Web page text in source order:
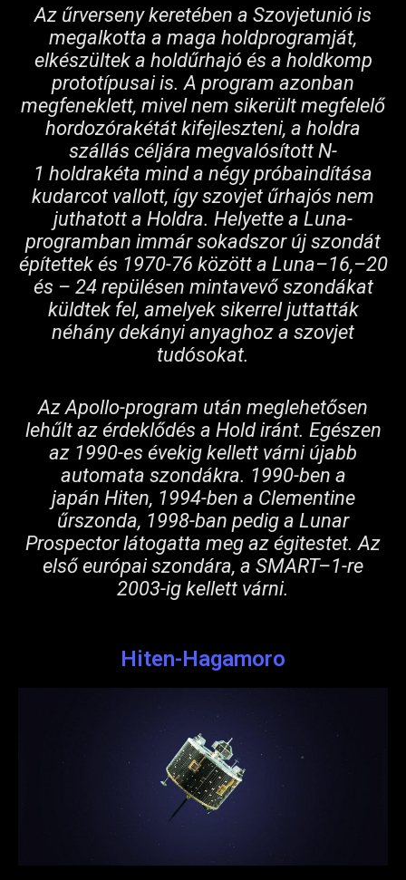
Az űrverseny keretében a Szovjetunió is
megalkotta a maga holdprogramját,
elkészültek a holdűrhajó és a holdkomp
prototípusai is. A program azonban
megfeneklett, mivel nem sikerült megfelelő
hordozórakétát kifejleszteni, a holdra
szállás céljára megvalósított N-
1 holdrakéta mind a négy próbaindítása
kudarcot vallott, így szovjet űrhajós nem
juthatott a Holdra. Helyette a Luna-
programban immár sokadszor új szondát
építettek és 1970-76 között a Luna–16,–20
és – 24 repülésen mintavevő szondákat
küldtek fel, amelyek sikerrel juttatták
néhány dekányi anyaghoz a szovjet
tudósokat.
Az Apollo-program után meglehetősen
lehűlt az érdeklődés a Hold iránt. Egészen
az 1990-es évekig kellett várni újabb
automata szondákra. 1990-ben a
japán Hiten, 1994-ben a Clementine
űrszonda, 1998-ban pedig a Lunar
Prospector látogatta meg az égitestet. Az
első európai szondára, a SMART–1-re
2003-ig kellett várni.
Hiten-Hagamoro